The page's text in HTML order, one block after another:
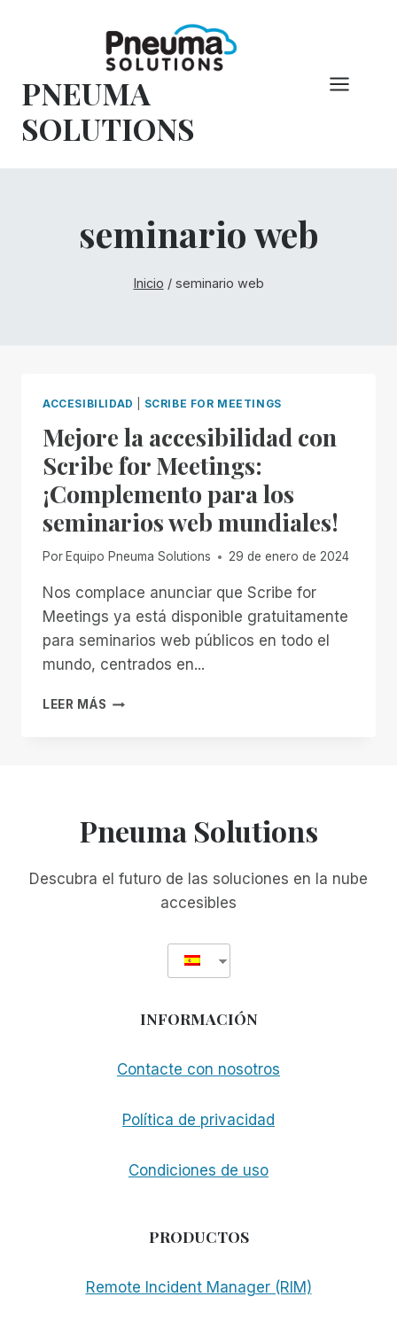
PNEUMA
SOLUTIONS
seminario web
Inicio / seminario web
ACCESIBILIDAD SCRIBE FOR MEETINGS
Mejore la accesibilidad con
Scribe for Meetings:
¡Complemento para los
seminarios web mundiales!
Por Equipo Pneuma Solutions 29 de enero de 2024
Nos complace anunciar que Scribe for
Meetings ya está disponible gratuitamente
para seminarios web públicos en todo el
mundo, centrados en...
LEER MÁS MEJORE
¡COMPLEMENTO
SEMINARIOS
Pneuma Solutions
Descubra el futuro de las soluciones en la nube
accesibles
INFORMACIÓN
Contacte con nosotros
Política de privacidad
Condiciones de uso
PRODUCTOS
Remote Incident Manager (RIM)